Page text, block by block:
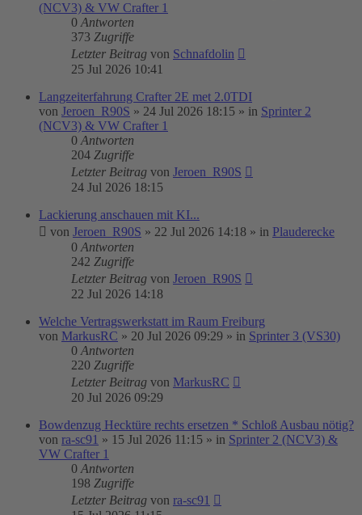
(NCV3) & VW Crafter 1
0 Antworten
373 Zugriffe
Letzter Beitrag von Schnafdolin
25 Jul 2026 10:41
Langzeiterfahrung Crafter 2E met 2.0TDI
von Jeroen_R90S » 24 Jul 2026 18:15 » in Sprinter 2
(NCV3) & VW Crafter 1
0 Antworten
204 Zugriffe
Letzter Beitrag von Jeroen_R90S
24 Jul 2026 18:15
Lackierung anschauen mit KI...
von Jeroen_R90S » 22 Jul 2026 14:18 » in Plauderecke
0 Antworten
242 Zugriffe
Letzter Beitrag von Jeroen_R90S
22 Jul 2026 14:18
Welche Vertragswerkstatt im Raum Freiburg
von MarkusRC » 20 Jul 2026 09:29 » in Sprinter 3 (VS30)
0 Antworten
220 Zugriffe
Letzter Beitrag von MarkusRC
20 Jul 2026 09:29
Bowdenzug Hecktüre rechts ersetzen * Schloß Ausbau nötig?
von ra-sc91 » 15 Jul 2026 11:15 » in Sprinter 2 (NCV3) &
VW Crafter 1
0 Antworten
198 Zugriffe
Letzter Beitrag von ra-sc91